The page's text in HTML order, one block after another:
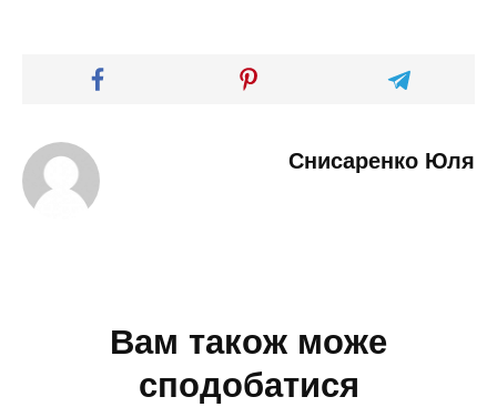
Снисаренко Юля
Вам також може
сподобатися